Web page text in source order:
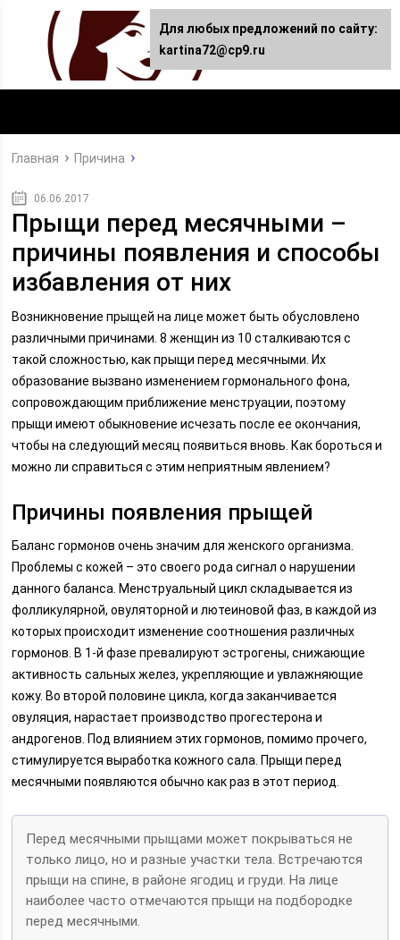
Главная Причина
06.06.2017
Прыщи перед месячными –
причины появления и способы
избавления от них
Возникновение прыщей на лице может быть обусловлено
различными причинами. 8 женщин из 10 сталкиваются с
такой сложностью, как прыщи перед месячными. Их
образование вызвано изменением гормонального фона,
сопровождающим приближение менструации, поэтому
прыщи имеют обыкновение исчезать после ее окончания,
чтобы на следующий месяц появиться вновь. Как бороться и
можно ли справиться с этим неприятным явлением?
Причины появления прыщей
Баланс гормонов очень значим для женского организма.
Проблемы с кожей – это своего рода сигнал о нарушении
данного баланса. Менструальный цикл складывается из
фолликулярной, овуляторной и лютеиновой фаз, в каждой из
которых происходит изменение соотношения различных
гормонов. В 1-й фазе превалируют эстрогены, снижающие
активность сальных желез, укрепляющие и увлажняющие
кожу. Во второй половине цикла, когда заканчивается
овуляция, нарастает производство прогестерона и
андрогенов. Под влиянием этих гормонов, помимо прочего,
стимулируется выработка кожного сала. Прыщи перед
месячными появляются обычно как раз в этот период.
Перед месячными прыщами может покрываться не
только лицо, но и разные участки тела. Встречаются
прыщи на спине, в районе ягодиц и груди. На лице
наиболее часто отмечаются прыщи на подбородке
перед месячными.
Для любых предложений по сайту:
kartina72@cp9.ru